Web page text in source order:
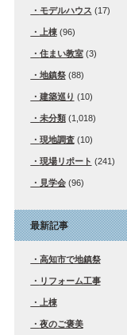
モデルハウス (17)
上棟(96)
住まい教室(3)
地鎮祭(88)
建築巡り (10)
未分類(1,018)
現地調査(10)
現場リポート (241)
見学会(96)
最新記事
高知市で地鎮祭
リフォーム工事
上棟
夜のご褒美